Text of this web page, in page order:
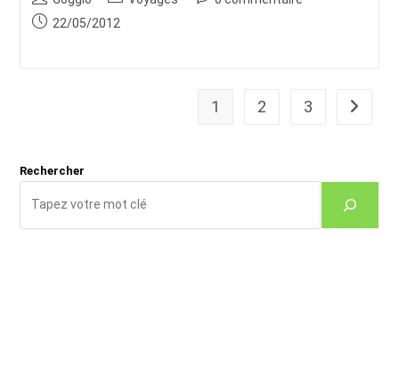
de
category:
Publication
22/05/2012
1 2 3 Aller à
Rechercher